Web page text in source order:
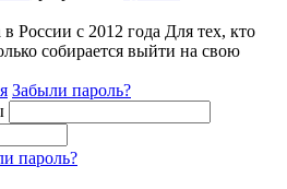
России с 2012 года Для тех, кто
собирается выйти на свою
Забыли пароль?
пароль?